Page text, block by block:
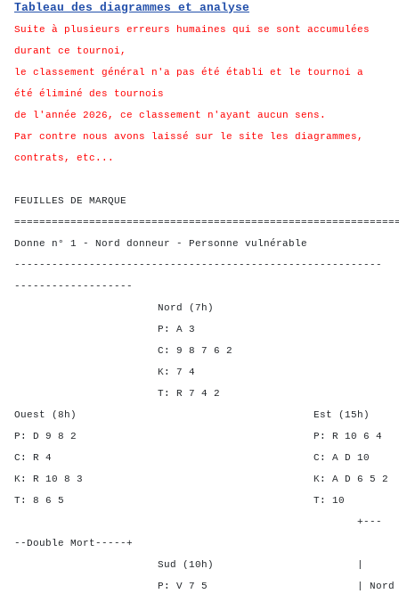
Tableau des diagrammes et analyse
Suite à plusieurs erreurs humaines qui se sont accumulées
durant ce tournoi,
le classement général n'a pas été établi et le tournoi a
été éliminé des tournois
de l'année 2026, ce classement n'ayant aucun sens.
Par contre nous avons laissé sur le site les diagrammes,
contrats, etc...
FEUILLES DE MARQUE
Donne n° 1 - Nord donneur - Personne vulnérable
-----------------------------------------------------------
-------------------
Nord (7h)
P: A 3
C: 9 8 7 6 2
K: 7 4
T: R 7 4 2
Ouest (8h) Est (15h)
P: D 9 8 2 P: R 10
C: R 4 C: A D
K: R 10 8 3 K: A D 6
T: 8 6 5 T:
+---
--Double Mort-----+
Sud (10h) | SA P
P: V 7 5 | Nord - -